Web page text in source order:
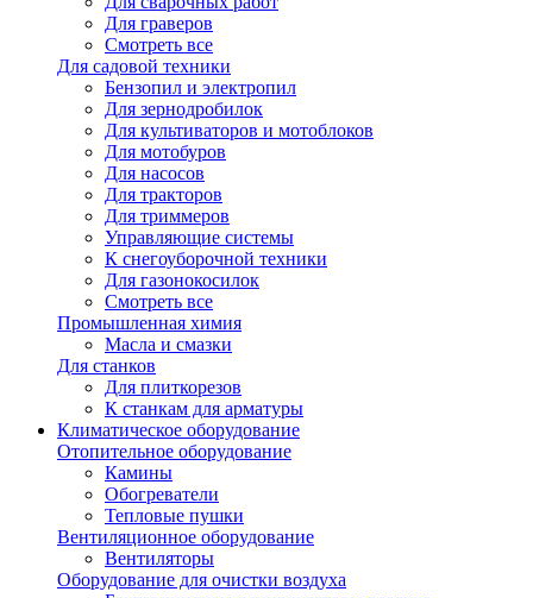
Для граверов
Смотреть все
Для садовой техники
Бензопил и электропил
Для зернодробилок
Для культиваторов и мотоблоков
Для мотобуров
Для насосов
Для тракторов
Для триммеров
Управляющие системы
К снегоуборочной техники
Для газонокосилок
Смотреть все
Промышленная химия
Масла и смазки
Для станков
Для плиткорезов
К станкам для арматуры
Климатическое оборудование
Отопительное оборудование
Камины
Обогреватели
Тепловые пушки
Вентиляционное оборудование
Вентиляторы
Оборудование для очистки воздуха